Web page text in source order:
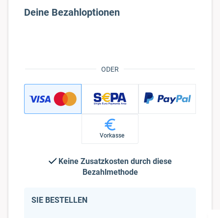
ODER
Vorkasse
Keine Zusatzkosten durch diese
Bezahlmethode
SIE BESTELLEN